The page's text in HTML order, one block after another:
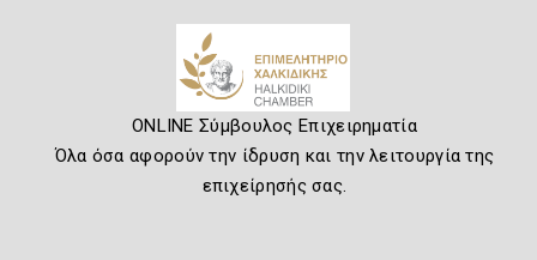
ONLINE Σύμβουλος Επιχειρηματία
Όλα όσα αφορούν την ίδρυση και την λειτουργία της
επιχείρησής σας.